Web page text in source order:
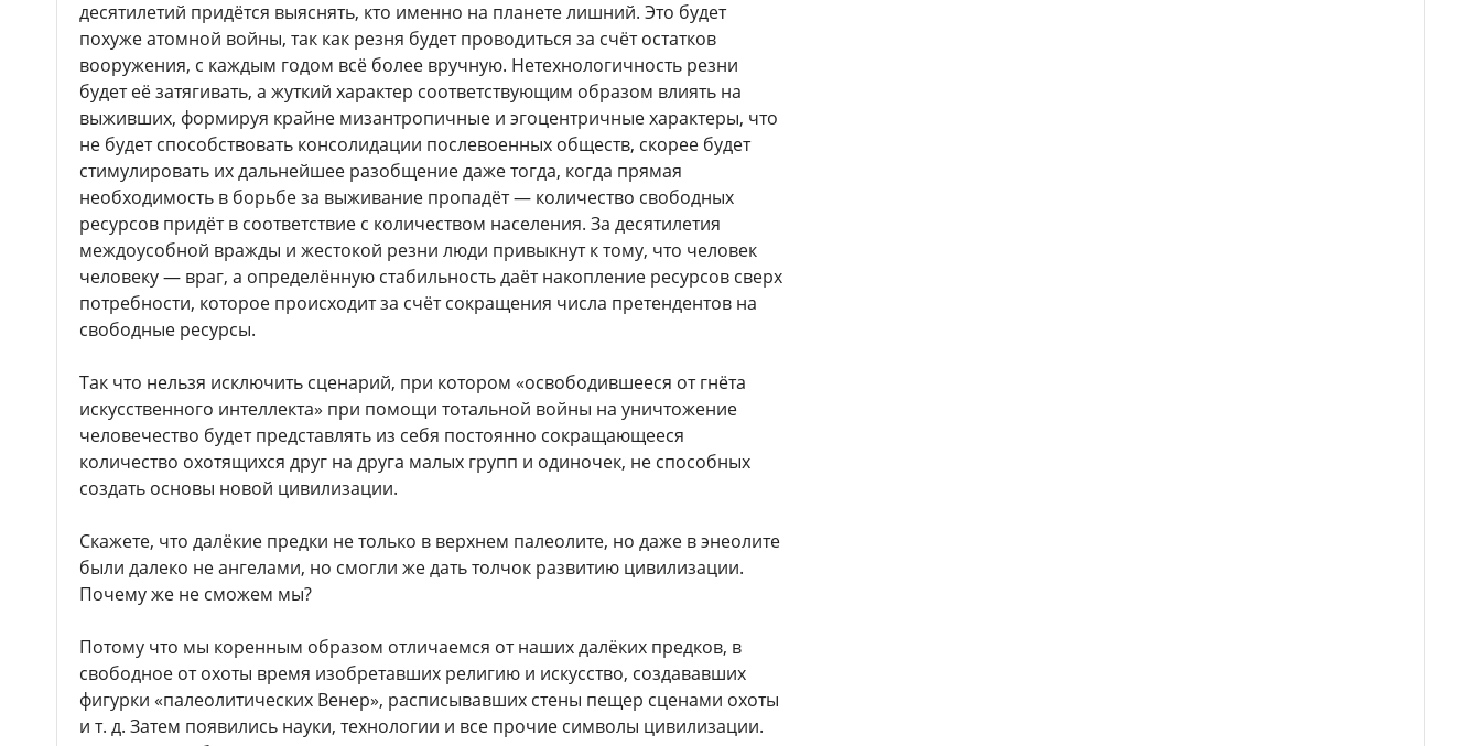
десятилетий придётся выяснять, кто именно на планете лишний. Это будет
похуже атомной войны, так как резня будет проводиться за счёт остатков
вооружения, с каждым годом всё более вручную. Нетехнологичность резни
будет её затягивать, а жуткий характер соответствующим образом влиять на
выживших, формируя крайне мизантропичные и эгоцентричные характеры, что
не будет способствовать консолидации послевоенных обществ, скорее будет
стимулировать их дальнейшее разобщение даже тогда, когда прямая
необходимость в борьбе за выживание пропадёт — количество свободных
ресурсов придёт в соответствие с количеством населения. За десятилетия
междоусобной вражды и жестокой резни люди привыкнут к тому, что человек
человеку — враг, а определённую стабильность даёт накопление ресурсов сверх
потребности, которое происходит за счёт сокращения числа претендентов на
свободные ресурсы.
Так что нельзя исключить сценарий, при котором «освободившееся от гнёта
искусственного интеллекта» при помощи тотальной войны на уничтожение
человечество будет представлять из себя постоянно сокращающееся
количество охотящихся друг на друга малых групп и одиночек, не способных
создать основы новой цивилизации.
Скажете, что далёкие предки не только в верхнем палеолите, но даже в энеолите
были далеко не ангелами, но смогли же дать толчок развитию цивилизации.
Почему же не сможем мы?
Потому что мы коренным образом отличаемся от наших далёких предков, в
свободное от охоты время изобретавших религию и искусство, создававших
фигурки «палеолитических Венер», расписывавших стены пещер сценами охоты
и т. д. Затем появились науки, технологии и все прочие символы цивилизации.